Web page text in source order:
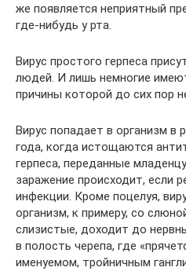
же появляется неприятный
где-нибудь у рта.
Вирус простого герпеса
людей. И лишь немногие
причины которой до сих пор
Вирус попадает в организм в
года, когда истощаются
герпеса, переданные
заражение происходит, если
инфекции. Кроме поцелуя,
организм, к примеру, со
слизистые, доходит до
в полость черепа, где
именуемом, тройничным